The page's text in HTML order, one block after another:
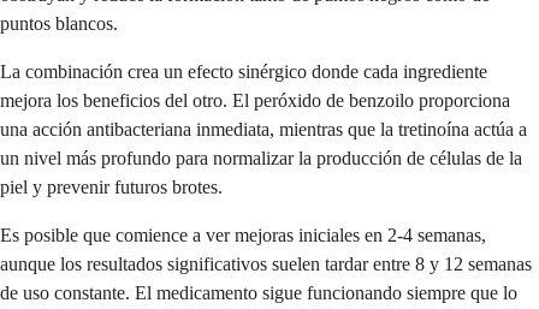
puntos blancos.
La combinación crea un efecto sinérgico donde cada ingrediente
mejora los beneficios del otro. El peróxido de benzoilo proporciona
una acción antibacteriana inmediata, mientras que la tretinoína actúa a
un nivel más profundo para normalizar la producción de células de la
piel y prevenir futuros brotes.
Es posible que comience a ver mejoras iniciales en 2-4 semanas,
aunque los resultados significativos suelen tardar entre 8 y 12 semanas
de uso constante. El medicamento sigue funcionando siempre que lo